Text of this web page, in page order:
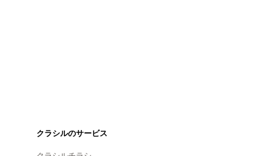
クラシルのサービス